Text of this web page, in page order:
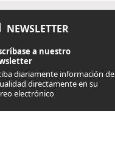
NEWSLETTER
a nuestro
diariamente información de
directamente en su
electrónico